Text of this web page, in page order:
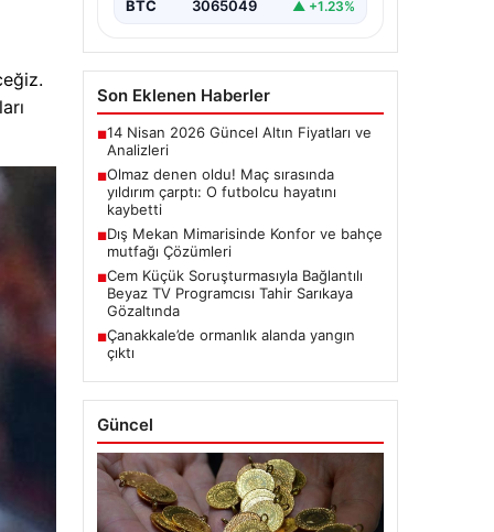
BTC 3065049 ▲ +1.23%
Son Eklenen Haberler
■14 Nisan 2026 Güncel Altın Fiyatları ve
Analizleri
■Olmaz denen oldu! Maç sırasında
yıldırım çarptı: O futbolcu hayatını
kaybetti
■Dış Mekan Mimarisinde Konfor ve bahçe
mutfağı Çözümleri
■Cem Küçük Soruşturmasıyla Bağlantılı
Beyaz TV Programcısı Tahir Sarıkaya
Gözaltında
■Çanakkale’de ormanlık alanda yangın
çıktı
Güncel